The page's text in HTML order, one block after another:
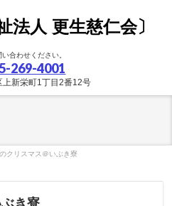
法人 更生慈仁会〕
合わせください。
269-4001
上新栄町1丁目2番12号
クリスマス＠いぶき寮
き寮